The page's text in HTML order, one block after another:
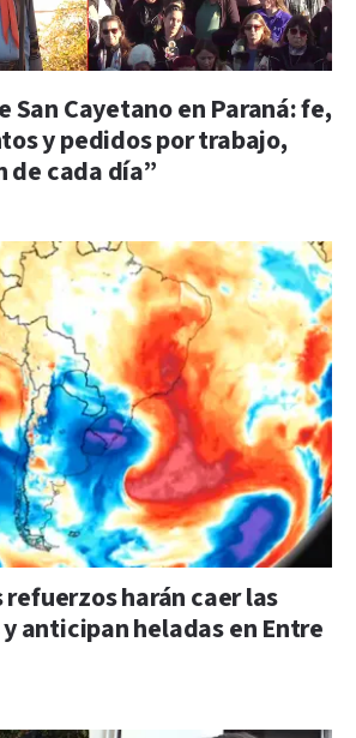
San Cayetano en Paraná: fe,
y pedidos por trabajo,
de cada día”
refuerzos harán caer las
anticipan heladas en Entre